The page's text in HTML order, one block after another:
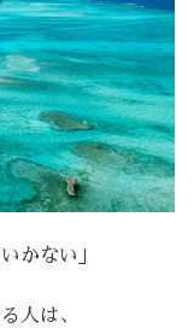
かない」
人は、